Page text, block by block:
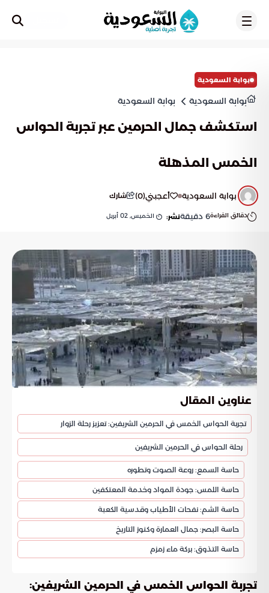
بوابة السعودية
بوابة السعودية بوابة السعودية
استكشف جمال الحرمين عبر تجربة الحواس
الخمس المذهلة
بوابة السعودية أعجبني(
0
) شارك
دقائق القراءة6 دقيقةنشر: الخميس, 02 أبريل
عناوين المقال
تجربة الحواس الخمس في الحرمين الشريفين: تعزيز رحلة الزوار
رحلة الحواس في الحرمين الشريفين
حاسة السمع: روعة الصوت وتطوره
حاسة اللمس: جودة المواد وخدمة المعتكفين
حاسة الشم: نفحات الأطياب وقدسية الكعبة
حاسة البصر: جمال العمارة وكنوز التاريخ
حاسة التذوق: بركة ماء زمزم
تجربة الحواس الخمس في الحرمين الشريفين: